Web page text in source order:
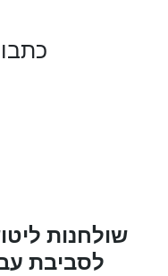
שולחנות
לסביבת